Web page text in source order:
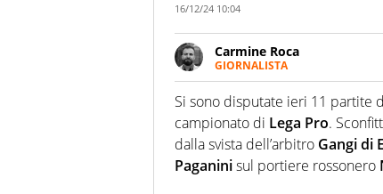
16/12/24 10:04
Carmine Roca
GIORNALISTA
Giornalista pubblicista,
particolare predilezione
Si sono disputate ieri 11 partite
campionato di Lega Pro.
dalla svista dell’arbitro Gangi di
Paganinisul portiere rossonero